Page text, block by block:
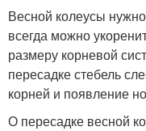
Весной колеусы
всегда можно
размеру корневой
пересадке стебель
корней и появление
О пересадке весной